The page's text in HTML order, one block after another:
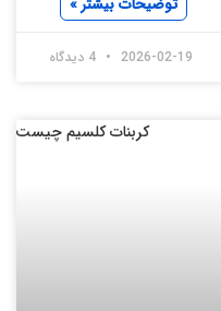
توضیحات بیشتر »
2026-02-19